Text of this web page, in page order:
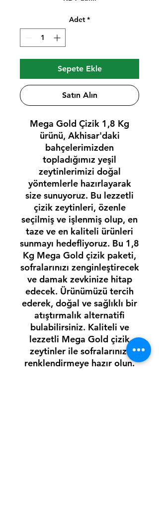
Adet *
Sepete Ekle
Satın Alın
Mega Gold Çizik 1,8 Kg
ürünü, Akhisar'daki
bahçelerimizden
topladığımız yeşil
zeytinlerimizi doğal
yöntemlerle hazırlayarak
size sunuyoruz. Bu lezzetli
çizik zeytinleri, özenle
seçilmiş ve işlenmiş olup, en
taze ve en kaliteli ürünleri
sunmayı hedefliyoruz. Bu 1,8
Kg Mega Gold çizik paketi,
sofralarınızı zenginleştirecek
ve damak zevkinize hitap
edecek. Ürünümüzü tercih
ederek, doğal ve sağlıklı bir
atıştırmalık alternatifi
bulabilirsiniz. Kaliteli ve
lezzetli Mega Gold çizik
zeytinler ile sofralarınızı
renklendirmeye hazır olun.